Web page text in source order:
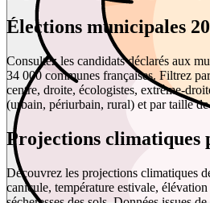
Élections municipales
Consultez les candidats déclarés aux
34 000 communes françaises. Filtrez
centre, droite, écologistes, extrême-
(urbain, périurbain, rural) et par taille
Projections climatiques
Découvrez les projections climatiques
canicule, température estivale,